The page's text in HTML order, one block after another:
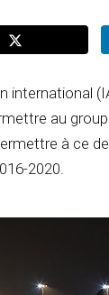
international
au
à ce
2020.